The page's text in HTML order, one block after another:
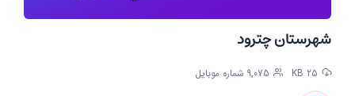
شهرستان چترود
25 KB 9,075 شماره موبایل